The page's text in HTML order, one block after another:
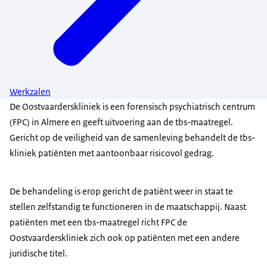
Werkzalen
De Oostvaarderskliniek is een forensisch psychiatrisch centrum
(FPC) in Almere en geeft uitvoering aan de tbs-maatregel.
Gericht op de veiligheid van de samenleving behandelt de tbs-
kliniek patiënten met aantoonbaar risicovol gedrag.
De behandeling is erop gericht de patiënt weer in staat te
stellen zelfstandig te functioneren in de maatschappij. Naast
patiënten met een tbs-maatregel richt FPC de
Oostvaarderskliniek zich ook op patiënten met een andere
juridische titel.